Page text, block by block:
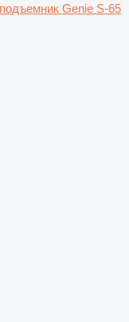
Genie S-65